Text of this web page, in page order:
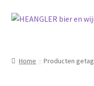
Ga
Ga
Home Producten